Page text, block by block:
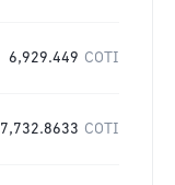
6,929.449 COTI
7,732.8633 COTI